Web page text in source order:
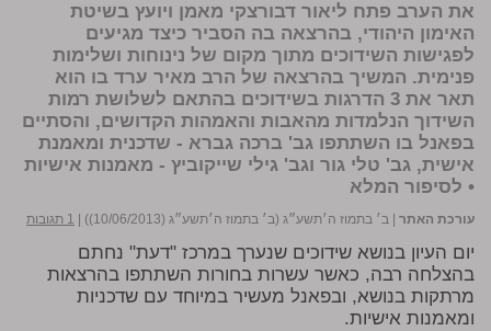
את הערב פתח ליאור דבורצקי מאמן ויועץ בשיטת
האימון היהודי, בהרצאה בה הסביר כיצד מגיעים
לפגישות השידוכים מתוך מקום של נינוחות ושלימות
פנימית. המשיך בהרצאה של הרב מאיר ערד בו הוא
תאר את 3 הדרגות בשידוכים בהתאם לשלושת רמות
השידוך הנלמדות מהאבות והאמהות הקדושים, והסתיים
בפאנל בו השתתפו גב' ברכה גברא - שדכנית ומאמנת
אישית, גב' טלי גור וגב' גילי שייקוביץ - מאמנות אישיות
• לסיפור המלא
עורכת האתר ב׳ בתמוז ה׳תשע״ג (ב׳ בתמוז ה׳תשע״ג (10/06/2013)) 1 תגובות
יום העיון בנושא שידוכים שנערך במרכז "דעת" נחתם
בהצלחה רבה, כאשר עשרות בחורות השתתפו בהרצאות
מרתקות בנושא, ובפאנל מעשיר במיוחד עם שדכניות
ומאמנות אישיות.